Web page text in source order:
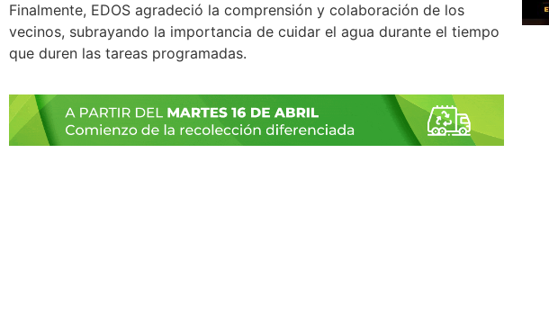
Finalmente, EDOS agradeció la comprensión y colaboración de los
vecinos, subrayando la importancia de cuidar el agua durante el tiempo
que duren las tareas programadas.